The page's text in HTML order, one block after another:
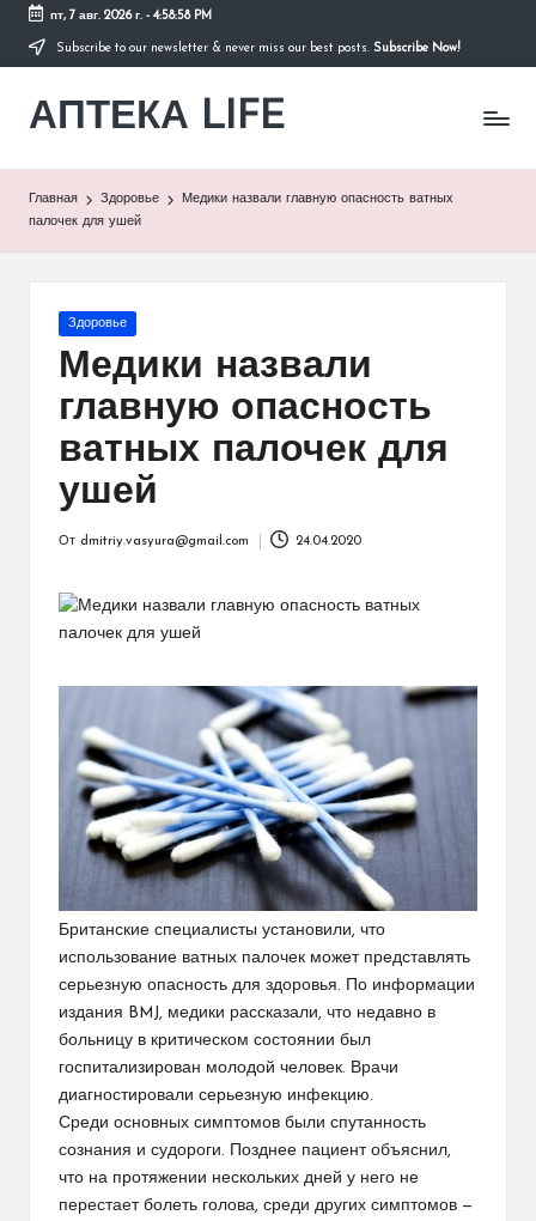
Перейти
содержимому
пт, 7 авг. 2026 г.- 4:58:58 PM
Subscribe to our newsletter & never miss our best posts. Subscribe Now!
АПТЕКА LIFE
сайт
Главная Здоровье
Медики назвали главную опасность ватных
палочек для ушей
Опубликовано
Здоровье
Медики назвали
главную опасность
ватных палочек для
ушей
От dmitriy.vasyura@gmail.com 24.04.2020
Британские специалисты установили, что
использование ватных палочек может представлять
серьезную опасность для здоровья. По информации
издания BMJ, медики рассказали, что недавно в
больницу в критическом состоянии был
госпитализирован молодой человек. Врачи
диагностировали серьезную инфекцию.
Среди основных симптомов были спутанность
сознания и судороги. Позднее пациент объяснил,
что на протяжении нескольких дней у него не
перестает болеть голова, среди других симптомов —